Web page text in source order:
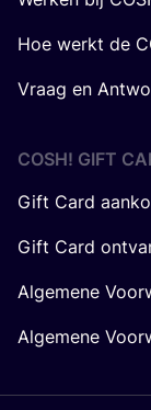
Hoe werkt de
Vraag en
COSH! GIFT
Gift Card
Gift Card
Algemene
Algemene